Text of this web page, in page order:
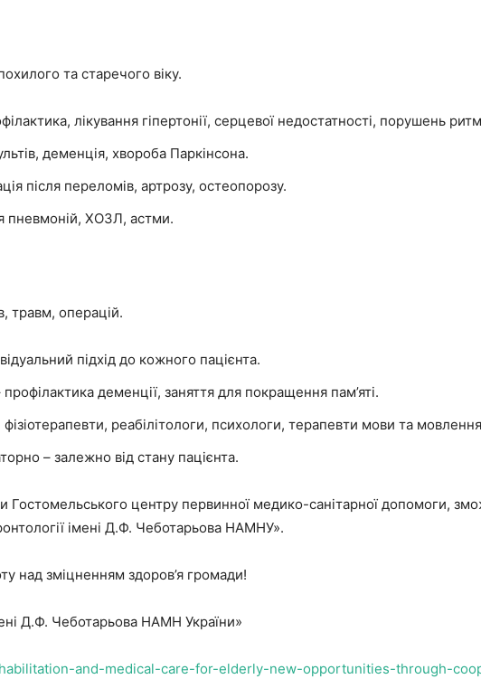
та старечого віку.
лікування гіпертонії, серцевої недостатності, порушень
деменція, хвороба Паркінсона.
після переломів, артрозу, остеопорозу.
пневмоній, ХОЗЛ, астми.
травм, операцій.
підхід до кожного пацієнта.
деменції, заняття для покращення пам’яті.
реабілітологи, психологи, терапевти мови та
– залежно від стану пацієнта.
Гостомельського центру первинної медико-санітарної допомоги,
імені Д.Ф. Чеботарьова НАМНУ».
над зміцненням здоров’я громади!
Д.Ф. Чеботарьова НАМН України»
and-medical-care-for-elderly-new-opportunities-through-